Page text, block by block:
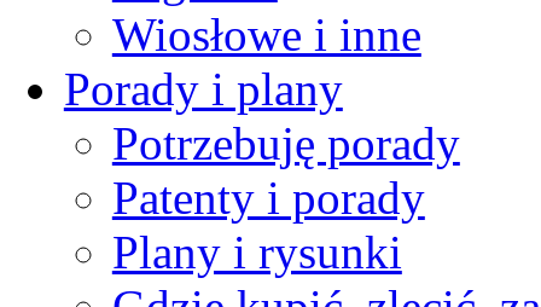
Wiosłowe i inne
Porady i plany
Potrzebuję porady
Patenty i porady
Plany i rysunki